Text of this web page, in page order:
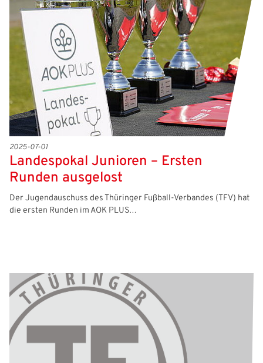
2025-07-01
Landespokal Junioren – Ersten
Runden ausgelost
Der Jugendauschuss des Thüringer Fußball-Verbandes (TFV) hat
die ersten Runden im AOK PLUS…
Freizeit- und Breitensport
Futsal
Kinder- und Jugendschutz
#siekickt
Tage des Mädchenfußballs
Datenschutz
Länderspiele
Impressum